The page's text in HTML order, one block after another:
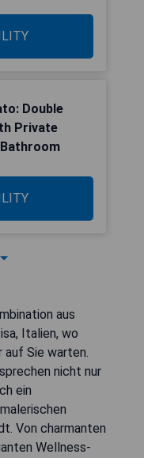
Double
Private
aus
Italien, wo
auf Sie warten.
nicht nur
ein
Von charmanten
Wellness-